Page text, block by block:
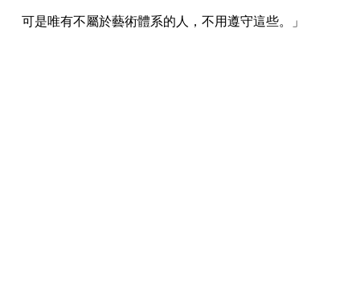
可是唯有不屬於藝術體系的人，不用遵守這些。」